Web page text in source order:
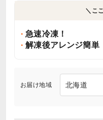
＼こ
急速冷凍！
解凍後アレンジ簡単
お届け地域